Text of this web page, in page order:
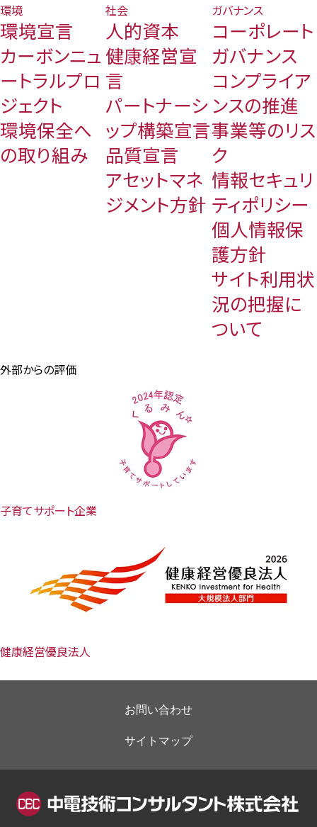
環境
環境宣言
カーボンニュ
ートラルプロ
ジェクト
環境保全へ
の取り組み
社会
人的資本
健康経営宣
言
パートナーシ
ップ構築宣言
品質宣言
アセットマネ
ジメント方針
ガバナンス
コーポレート
ガバナンス
コンプライア
ンスの推進
事業等のリス
ク
情報セキュリ
ティポリシー
個人情報保
護方針
サイト利用状
況の把握に
ついて
外部からの評価
子育てサポート企業
健康経営優良法人
お問い合わせ
サイトマップ